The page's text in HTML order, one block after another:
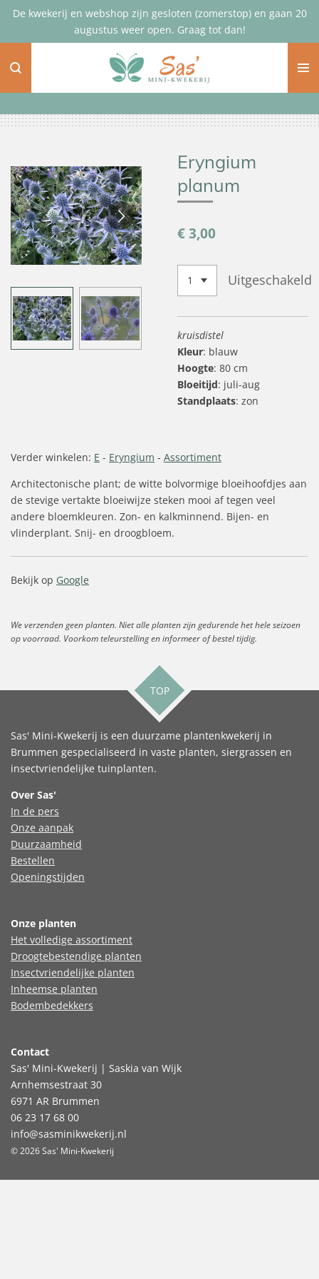
Ga
de
De kwekerij en webshop zijn gesloten (zomerstop) en gaan 20
augustus weer open. Graag tot dan!
Eryngium
planum
€ 3,00
Uitgeschakeld
kruisdistel
Kleur: blauw
Hoogte: 80 cm
Bloeitijd: juli-aug
Standplaats: zon
Verder winkelen: E - Eryngium - Assortiment
Architectonische plant; de witte bolvormige bloeihoofdjes aan
de stevige vertakte bloeiwijze steken mooi af tegen veel
andere bloemkleuren. Zon- en kalkminnend. Bijen- en
vlinderplant. Snij- en droogbloem.
Bekijk op Google
We verzenden geen planten. Niet alle planten zijn gedurende het hele seizoen
op voorraad. Voorkom teleurstelling en informeer of bestel tijdig.
TOP
Sas' Mini-Kwekerij is een duurzame plantenkwekerij in
Brummen gespecialiseerd in vaste planten, siergrassen en
insectvriendelijke tuinplanten.
Over Sas'
In de pers
Onze aanpak
Duurzaamheid
Bestellen
Openingstijden
Onze planten
Het volledige assortiment
Droogtebestendige planten
Insectvriendelijke planten
Inheemse planten
Bodembedekkers
Contact
Sas' Mini-Kwekerij | Saskia van Wijk
Arnhemsestraat 30
6971 AR Brummen
06 23 17 68 00
info@sasminikwekerij.nl
© 2026 Sas' Mini-Kwekerij